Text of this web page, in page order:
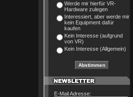
Werde mir hierfür VR-
Hardware zulegen
Interessiert, aber werde mir
kein Equipment dafür
kaufen
Kein Interesse (aufgrund
von VR)
Kein Interesse (Allgemein)
E-Mail Adresse: